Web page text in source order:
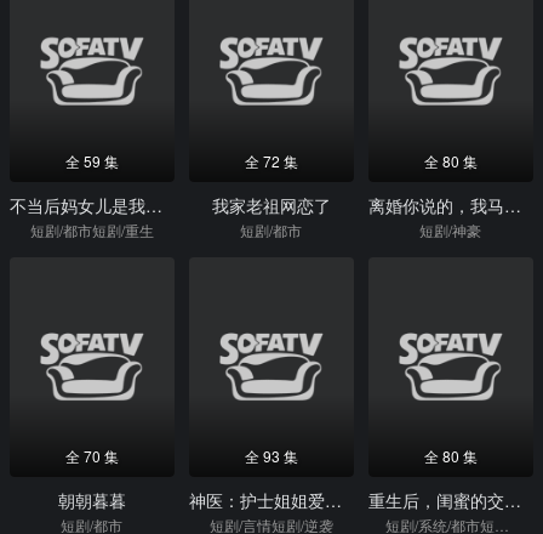
全 59 集
不当后妈女儿是我心尖宠
短剧/都市短剧/重生
全 72 集
我家老祖网恋了
短剧/都市
全 80 集
离婚你说的，我马甲掉了你别复合
短剧/神豪
全 70 集
朝朝暮暮
短剧/都市
全 93 集
神医：护士姐姐爱上我
短剧/言情短剧/逆袭
全 80 集
重生后，闺蜜的交换系统失灵了